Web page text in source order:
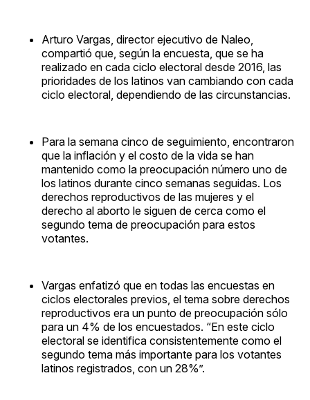
Arturo Vargas, director ejecutivo de Naleo,
compartió que, según la encuesta, que se ha
realizado en cada ciclo electoral desde 2016, las
prioridades de los latinos van cambiando con cada
ciclo electoral, dependiendo de las circunstancias.
Para la semana cinco de seguimiento, encontraron
que la inflación y el costo de la vida se han
mantenido como la preocupación número uno de
los latinos durante cinco semanas seguidas. Los
derechos reproductivos de las mujeres y el
derecho al aborto le siguen de cerca como el
segundo tema de preocupación para estos
votantes.
Vargas enfatizó que en todas las encuestas en
ciclos electorales previos, el tema sobre derechos
reproductivos era un punto de preocupación sólo
para un 4% de los encuestados. “En este ciclo
electoral se identifica consistentemente como el
segundo tema más importante para los votantes
latinos registrados, con un 28%”.